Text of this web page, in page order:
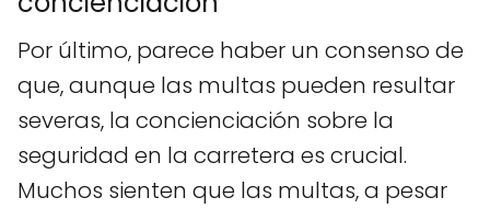
Por último, parece haber un consenso de
que, aunque las multas pueden resultar
severas, la concienciación sobre la
seguridad en la carretera es crucial.
Muchos sienten que las multas, a pesar